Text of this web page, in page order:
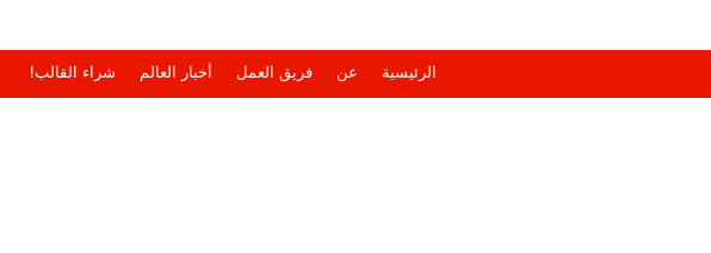
الرئيسية عن فريق العمل أخبار العالم شراء القالب!